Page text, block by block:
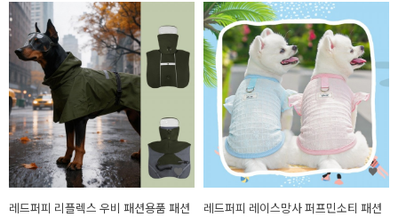
레드퍼피 리플렉스 우비 패션용품 패션
레드퍼피 레이스망사 퍼프민소티 패션